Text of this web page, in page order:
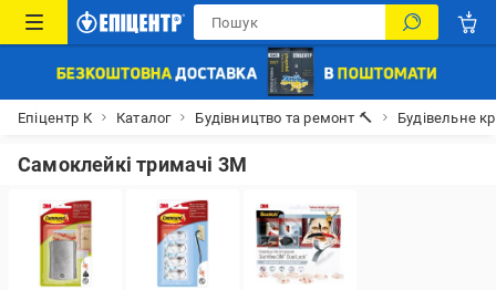
Епіцентр К Каталог Будівництво та ремонт 🔨 Будівельне
Самоклейкі тримачі 3M